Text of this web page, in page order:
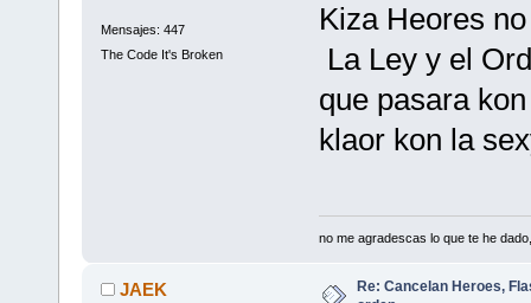
Mensajes: 447
The Code It's Broken
Kiza Heores
La Ley y el
que pasara
klaor kon la
no me agradescas lo que te he
JAEK
Re: Cancelan Heroes,